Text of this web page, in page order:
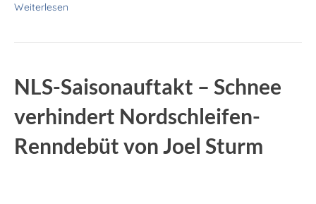
Weiterlesen
NLS-Saisonauftakt – Schnee
verhindert Nordschleifen-
Renndebüt von Joel Sturm